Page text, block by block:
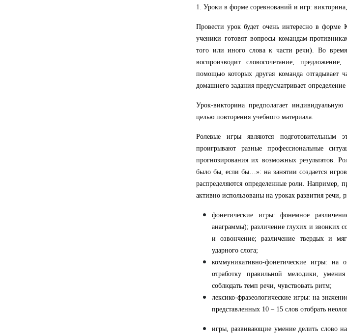
1. Уроки в форме соревнований и игр:
Провести урок будет очень интересно в
ученики готовят вопросы командам-
того или иного слова к части речи). Во
воспроизводит словосочетание,
помощью которых другая команда отгадывает
домашнего задания предусматривает
Урок-викторина предполагает
целью повторения учебного материала.
Ролевые игры являются
проигрывают разные профессиональные
прогнозирования их возможных результатов.
было бы, если бы…»: на занятии создается
распределяются определенные роли. Например,
активно использованы на уроках развития речи,
фонетические игры: фонемное
анаграммы); различение глухих и звонких
и озвончение; различение твердых и
ударного слога;
коммуникативно-фонетические игры: на
отработку правильной мелодики,
соблюдать темп речи, чувствовать ритм;
лексико-фразеологические игры: на
представленных 10 – 15 слов отобрать
игры, развивающие умение делить слово